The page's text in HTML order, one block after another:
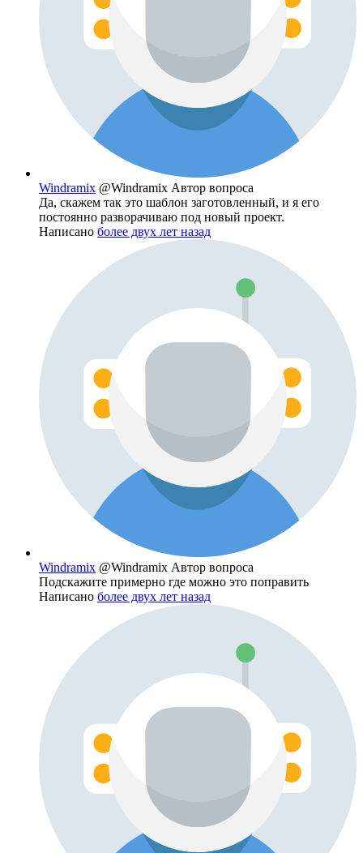
Windramix @Windramix Автор вопроса
Да, скажем так это шаблон заготовленный, и я его
постоянно разворачиваю под новый проект.
Написано более двух лет назад
Windramix @Windramix Автор вопроса
Подскажите примерно где можно это поправить
Написано более двух лет назад